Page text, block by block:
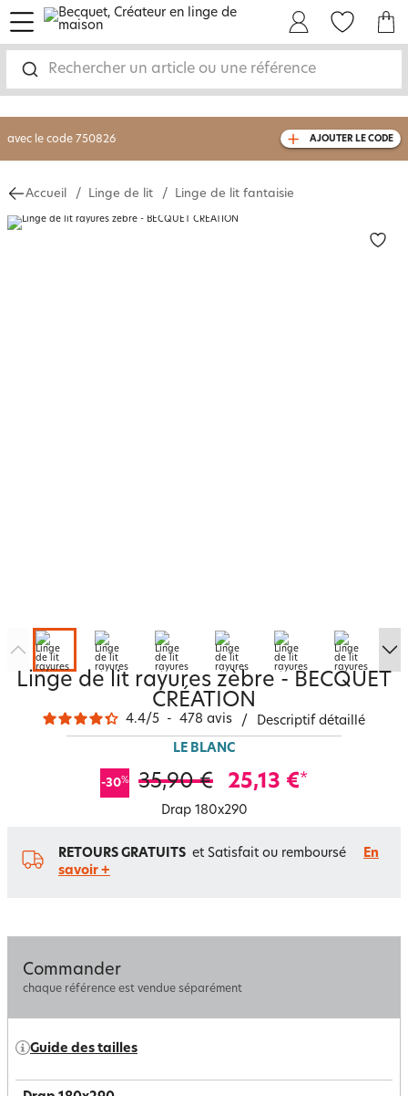
Rechercher un article ou une référence
menu
-30% sur votre commandedès 2 articles
livraison GRATUITEdès 110€ d'achat
avec le code 750826 AJOUTER LE CODE
Accueil Linge de lit Linge de lit fantaisie
Linge de lit rayures zèbre - BECQUET
CRÉATION
4.4/5 - 478 avis / Descriptif détaillé
LE BLANC
-30% 35,90 € 25,13 €*
Drap 180x290
RETOURS GRATUITS et Satisfait ou remboursé
En
savoir +
Commander
chaque référence est vendue séparément
Guide des tailles